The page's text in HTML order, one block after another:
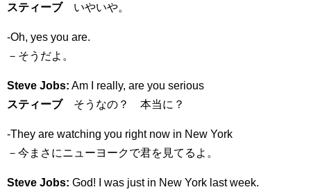
スティーブいやいや。
-Oh, yes you are.
－そうだよ。
Steve Jobs: Am I really, are you serious
スティーブそうなの？ 本当に？
-They are watching you right now in New York
－今まさにニューヨークで君を見てるよ。
Steve Jobs: God! I was just in New York last week.